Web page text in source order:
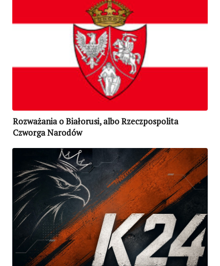
Rozważania o Białorusi, albo Rzeczpospolita
Czworga Narodów